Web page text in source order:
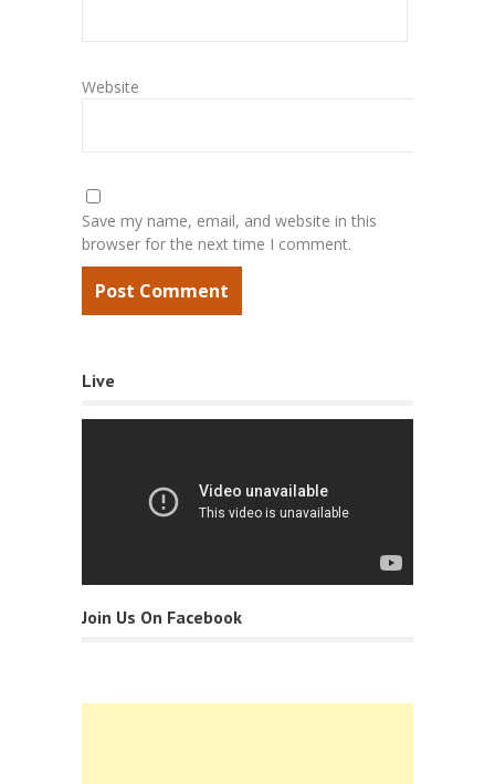
Website
Save my name, email, and website in this
browser for the next time I comment.
Live
Join Us On Facebook